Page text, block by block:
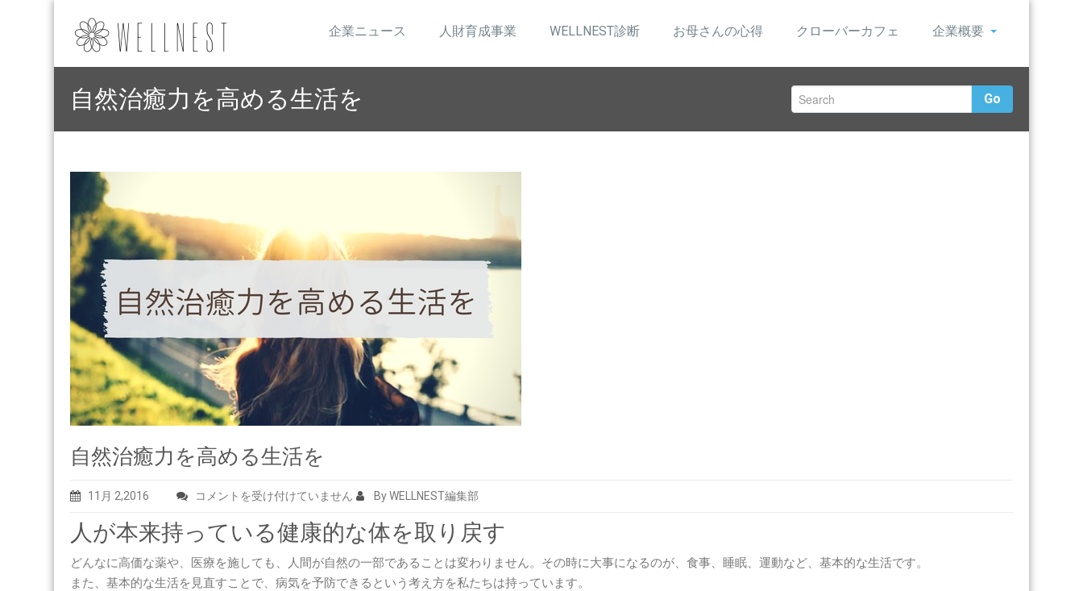
企業ニュース 人財育成事業 WELLNEST診断 お母さんの心得 クローバーカフェ 企業概要
自然治癒力を高める生活を Go
自然治癒力を高める生活を
11月 2,2016
自
治
癒
力
コメントを受け付けていません By WELLNEST編集部
人が本来持っている健康的な体を取り戻す
どんなに高価な薬や、医療を施しても、人間が自然の一部であることは変わりません。その時に大事になるのが、食事、睡眠、運動など、基本的な生活です。
また、基本的な生活を見直すことで、病気を予防できるという考え方を私たちは持っています。